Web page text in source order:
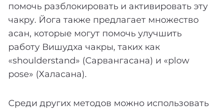
помочь разблокировать и активировать эту
чакру. Йога также предлагает множество
асан, которые могут помочь улучшить
работу Вишудха чакры, таких как
«shoulderstand» (Сарвангасана) и «plow
pose» (Халасана).
Среди других методов можно использовать